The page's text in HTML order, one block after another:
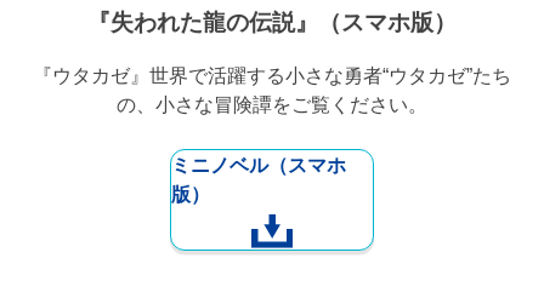
『失われた龍の伝説』（スマホ版）
『ウタカゼ』世界で活躍する小さな勇者“ウタカゼ”たち
の、小さな冒険譚をご覧ください。
ミニノベル（スマホ
版）